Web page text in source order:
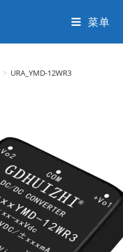
菜单
> URA_YMD-12WR3